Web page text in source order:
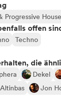
Progressive House
offen
Techno
die
Dekel
Altinbas Jon